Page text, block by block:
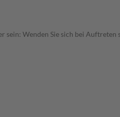
Wenden Sie sich bei